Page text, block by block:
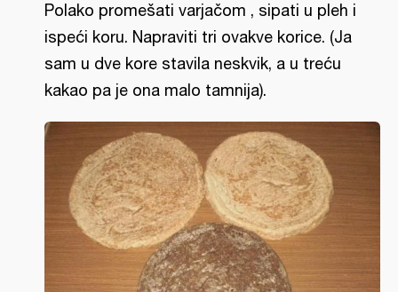
Polako promešati varjačom , sipati u pleh i
ispeći koru. Napraviti tri ovakve korice. (Ja
sam u dve kore stavila neskvik, a u treću
kakao pa je ona malo tamnija).